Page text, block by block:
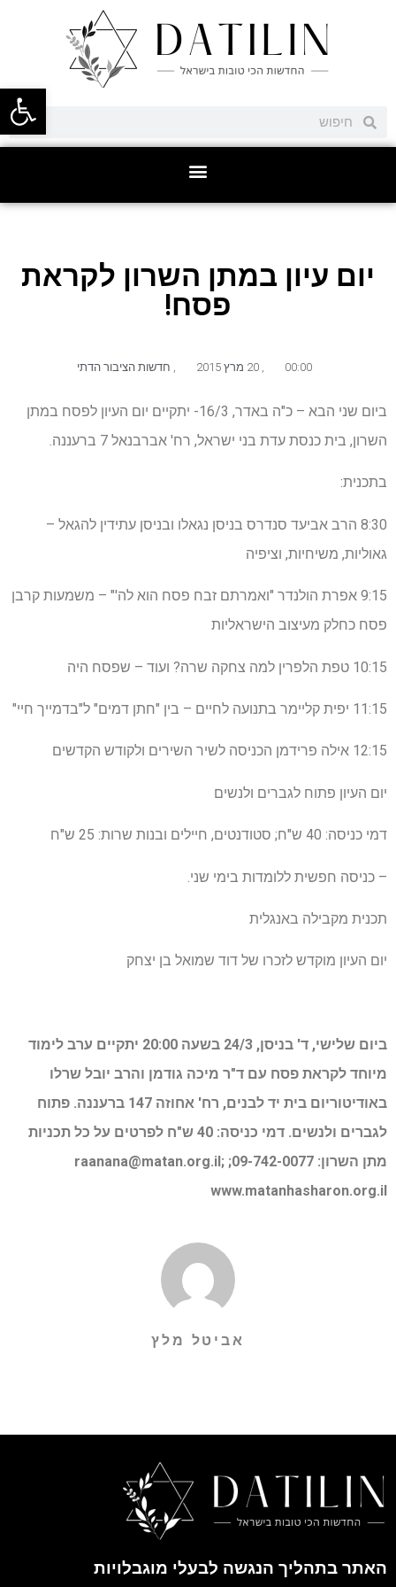
פתח
יום עיון במתן השרון לקראת
פסח!
00:00
,
, חדשות הציבור הדתי
ביום שני הבא – כ"ה באדר, 16/3- יתקיים יום העיון לפסח במתן
השרון, בית כנסת עדת בני ישראל, רח' אברבנאל 7 ברעננה.
בתכנית:
8:30 הרב אביעד סנדרס בניסן נגאלו ובניסן עתידין להגאל –
גאוליות, משיחיות, וציפיה
9:15 אפרת הולנדר "ואמרתם זבח פסח הוא לה'" – משמעות קרבן
פסח כחלק מעיצוב הישראליות
10:15 טפת הלפרין למה צחקה שרה? ועוד – שפסח היה
11:15 יפית קליימר בתנועה לחיים – בין "חתן דמים" ל"בדמייך חיי"
12:15 אילה פרידמן הכניסה לשיר השירים ולקודש הקדשים
יום העיון פתוח לגברים ולנשים
דמי כניסה: 40 ש"ח; סטודנטים, חיילים ובנות שרות: 25 ש"ח
– כניסה חפשית ללומדות בימי שני.
תכנית מקבילה באנגלית
יום העיון מוקדש לזכרו של דוד שמואל בן יצחק
ביום שלישי, ד' בניסן, 24/3 בשעה 20:00 יתקיים ערב לימוד
מיוחד לקראת פסח עם ד"ר מיכה גודמן והרב יובל שרלו
באודיטוריום בית יד לבנים, רח' אחוזה 147 ברעננה. פתוח
לגברים ולנשים. דמי כניסה: 40 ש"ח לפרטים על כל תכניות
מתן השרון: 09-742-0077;
raanana@matan.org.il;
www.matanhasharon.org.il
אביטל מלץ
האתר בתהליך הנגשה לבעלי מוגבלויות